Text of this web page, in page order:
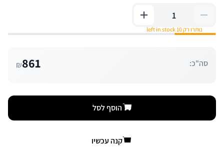
נותרו רק 10 left in stock
סה"כ: 861
₪
הוסף לסל
קנה עכשיו